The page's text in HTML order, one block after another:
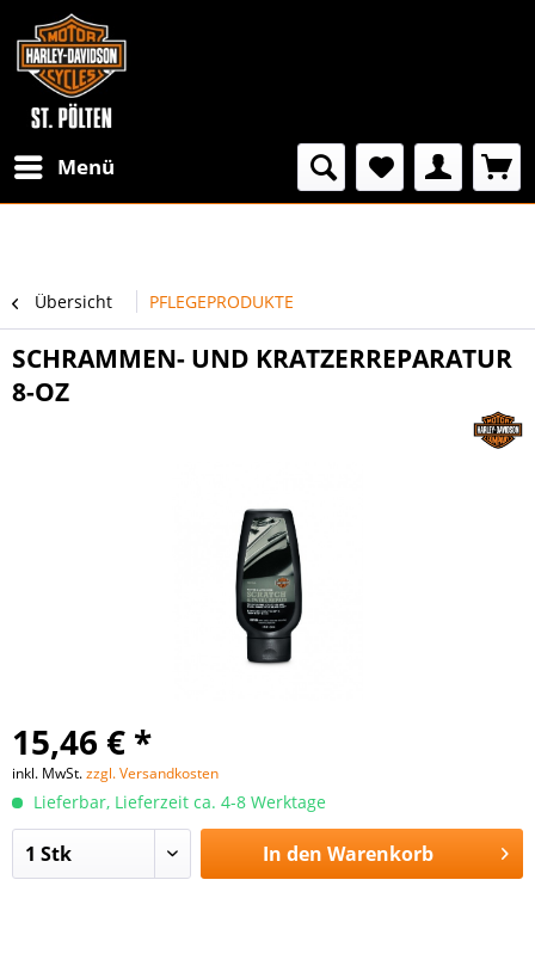
Menü
Übersicht PFLEGEPRODUKTE
SCHRAMMEN- UND KRATZERREPARATUR
8-OZ
15,46 € *
inkl. MwSt.zzgl. Versandkosten
Lieferbar, Lieferzeit ca. 4-8 Werktage
In den Warenkorb